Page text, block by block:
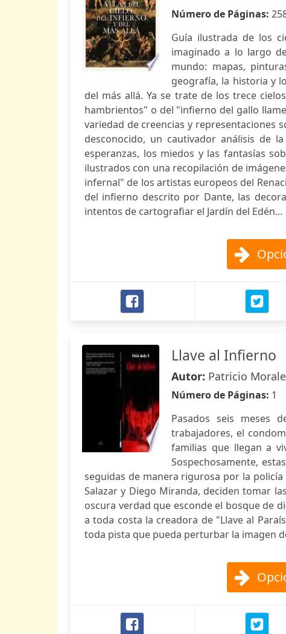
Número de Páginas:
Guía ilustrada de los
imaginado a lo largo
mundo: mapas,
geografía, la historia y
del más allá. Ya se trate de los trece
hambrientos" o del "infierno del gallo
variedad de creencias y representaciones
desconocido, un cautivador análisis de
esperanzas, los miedos y las fantasías
ilustrados con una recopilación de
infernal" de los artistas europeos del
del infierno descrito por Dante, las
intentos de cartografiar el Jardín del Edén...
Llave al Infierno
Autor: Patricio
Número de Páginas: 1
Pasados seis meses
trabajadores, el
familias que llegan a
Sospechosamente,
seguidas de manera rigurosa por la
Salazar y Diego Miranda, deciden tomar
oscura verdad que esconde el bosque de
a toda costa la creadora de "Llave al
toda pista que pueda perturbar la imagen